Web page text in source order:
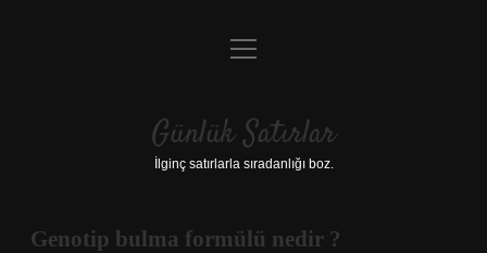
Anasayfa
Yasal Uyarı
menüyü
Günlük Satırlar
İlginç satırlarla sıradanlığı boz.
Genotip bulma formülü nedir ?